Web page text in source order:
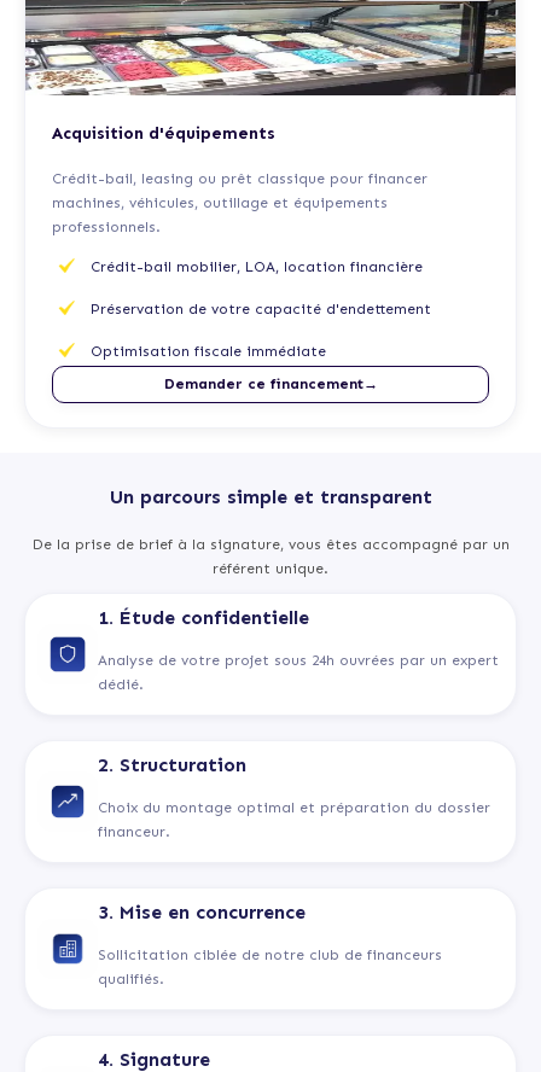
Acquisition d'équipements
Crédit-bail, leasing ou prêt classique pour financer
machines, véhicules, outillage et équipements
professionnels.
Crédit-bail mobilier, LOA, location financière
Préservation de votre capacité d'endettement
Optimisation fiscale immédiate
Demander ce financement→
Un parcours simple et transparent
De la prise de brief à la signature, vous êtes accompagné par un
référent unique.
1. Étude confidentielle
Analyse de votre projet sous 24h ouvrées par un expert
dédié.
2. Structuration
Choix du montage optimal et préparation du dossier
financeur.
3. Mise en concurrence
Sollicitation ciblée de notre club de financeurs
qualifiés.
4. Signature